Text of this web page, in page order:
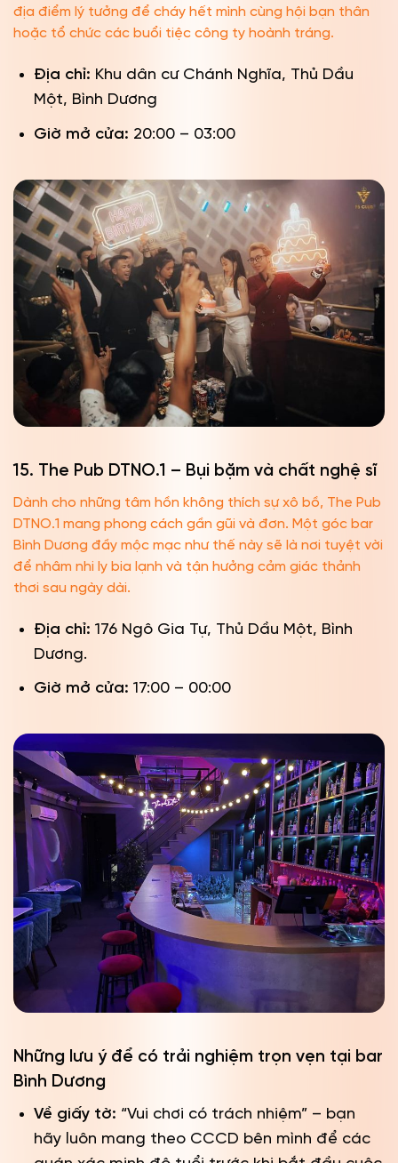
địa điểm lý tưởng để cháy hết mình cùng hội bạn thân
hoặc tổ chức các buổi tiệc công ty hoành tráng.
Địa chỉ: Khu dân cư Chánh Nghĩa, Thủ Dầu
Một, Bình Dương
Giờ mở cửa: 20:00 – 03:00
15. The Pub DTNO.1 – Bụi bặm và chất nghệ sĩ
Dành cho những tâm hồn không thích sự xô bồ, The Pub
DTNO.1 mang phong cách gần gũi và đơn. Một góc bar
Bình Dương đầy mộc mạc như thế này sẽ là nơi tuyệt vời
để nhâm nhi ly bia lạnh và tận hưởng cảm giác thảnh
thơi sau ngày dài.
Địa chỉ: 176 Ngô Gia Tự, Thủ Dầu Một, Bình
Dương.
Giờ mở cửa: 17:00 – 00:00
Những lưu ý để có trải nghiệm trọn vẹn tại bar
Bình Dương
Về giấy tờ: “Vui chơi có trách nhiệm” – bạn
hãy luôn mang theo CCCD bên mình để các